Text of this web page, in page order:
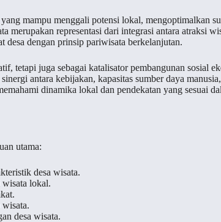
mampu menggali potensi lokal, mengoptimalkan
merupakan representasi dari integrasi antara atraksi
desa dengan prinsip pariwisata berkelanjutan.
tetapi juga sebagai katalisator pembangunan sosial
antara kebijakan, kapasitas sumber daya
dinamika lokal dan pendekatan yang sesuai
utama:
desa wisata.
wisata lokal.
wisata.
desa wisata.